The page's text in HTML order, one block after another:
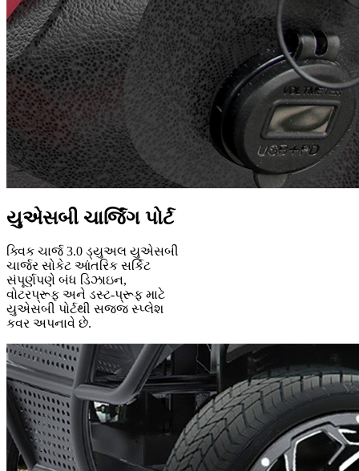
યુએસબી ચાર્જિંગ પોર્ટ
ક્વિક ચાર્જ 3.0 ડ્યુઅલ યુએસબી
ચાર્જર સોકેટ આંતરિક સર્કિટ
સંપૂર્ણપણે બંધ ડિઝાઇન,
વોટરપ્રૂફ અને ડસ્ટ-પ્રૂફ માટે
યુએસબી પોર્ટથી સજ્જ સ્પ્લેશ
કવર અપનાવે છે.